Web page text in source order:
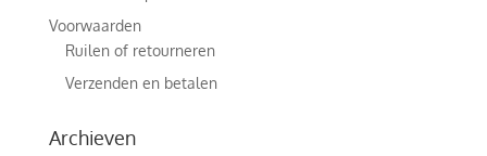
Voorwaarden
Ruilen of retourneren
Verzenden en betalen
Archieven